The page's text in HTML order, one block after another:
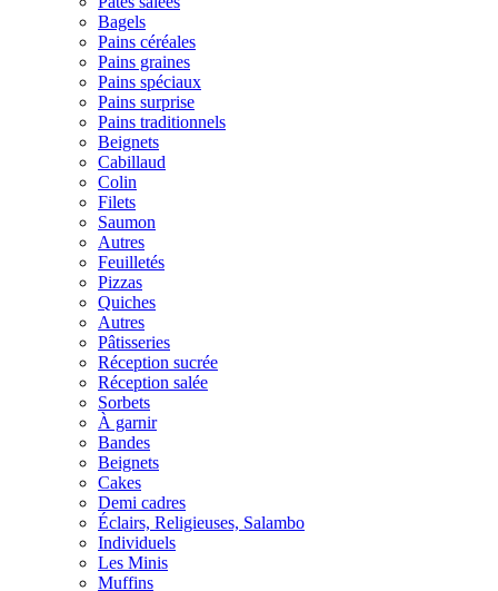
Bagels
Pains céréales
Pains graines
Pains spéciaux
Pains surprise
Pains traditionnels
Beignets
Cabillaud
Colin
Filets
Saumon
Autres
Feuilletés
Pizzas
Quiches
Autres
Pâtisseries
Réception sucrée
Réception salée
Sorbets
À garnir
Bandes
Beignets
Cakes
Demi cadres
Éclairs, Religieuses, Salambo
Individuels
Les Minis
Muffins